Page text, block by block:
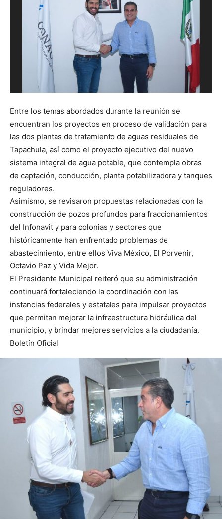
Entre los temas abordados durante la reunión se
encuentran los proyectos en proceso de validación para
las dos plantas de tratamiento de aguas residuales de
Tapachula, así como el proyecto ejecutivo del nuevo
sistema integral de agua potable, que contempla obras
de captación, conducción, planta potabilizadora y tanques
reguladores.
Asimismo, se revisaron propuestas relacionadas con la
construcción de pozos profundos para fraccionamientos
del Infonavit y para colonias y sectores que
históricamente han enfrentado problemas de
abastecimiento, entre ellos Viva México, El Porvenir,
Octavio Paz y Vida Mejor.
El Presidente Municipal reiteró que su administración
continuará fortaleciendo la coordinación con las
instancias federales y estatales para impulsar proyectos
que permitan mejorar la infraestructura hidráulica del
municipio, y brindar mejores servicios a la ciudadanía.
Boletín Oficial